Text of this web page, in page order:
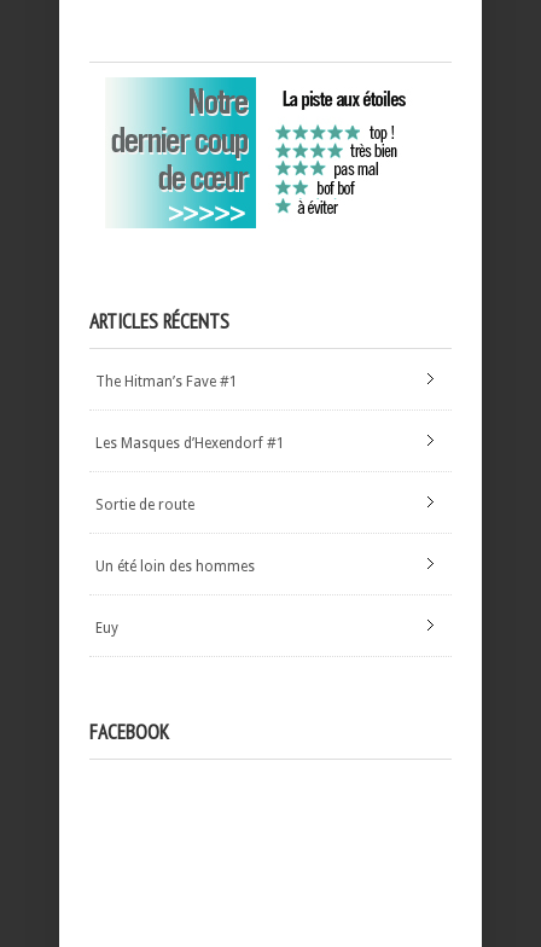
ARTICLES RÉCENTS
The Hitman’s Fave #1
Les Masques d’Hexendorf #1
Sortie de route
Un été loin des hommes
Euy
FACEBOOK